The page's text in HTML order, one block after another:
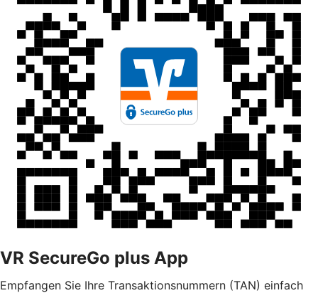
VR SecureGo plus App
Empfangen Sie Ihre Transaktionsnummern (TAN) einfach